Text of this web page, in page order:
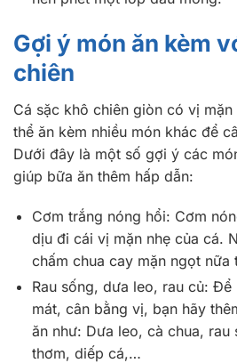
Gợi ý món ăn kèm
chiên
Cá sặc khô chiên giòn có vị
thể ăn kèm nhiều món khác để
Dưới đây là một số gợi ý các
giúp bữa ăn thêm hấp dẫn:
Cơm trắng nóng hổi: Cơm
dịu đi cái vị mặn nhẹ của cá.
chấm chua cay mặn ngọt nữa
Rau sống, dưa leo, rau củ: Để
mát, cân bằng vị, bạn hãy
ăn như: Dưa leo, cà chua, rau
thơm, diếp cá,…